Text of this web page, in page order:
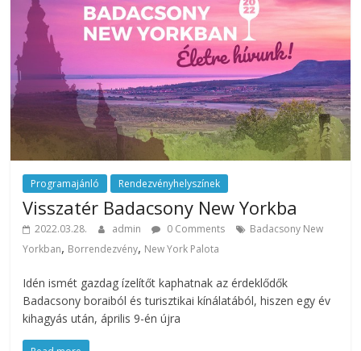
Programajánló Rendezvényhelyszínek
Visszatér Badacsony New Yorkba
2022.03.28. admin 0 Comments
Badacsony New
Yorkban, Borrendezvény, New York Palota
Idén ismét gazdag ízelítőt kaphatnak az érdeklődők
Badacsony boraiból és turisztikai kínálatából, hiszen egy év
kihagyás után, április 9-én újra